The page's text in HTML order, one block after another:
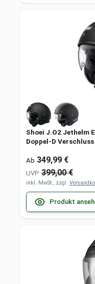
Shoei J.O2 Jethelm
Doppel-D Verschluss
Ab 349,99 €
UVP 399,00 €
inkl. MwSt., zzgl.
Produkt